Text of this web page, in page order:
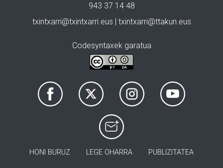
943 37 14 48
txintxarri@txintxarri.eus | txintxarri@ttakun.eus
Codesyntaxek garatua
HONI BURUZ LEGE OHARRA PUBLIZITATEA